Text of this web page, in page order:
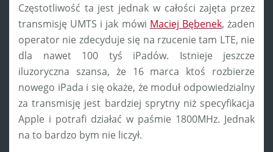
Częstotliwość ta jest jednak w całości zajęta przez
transmisję UMTS i jak mówi Maciej Bębenek, żaden
operator nie zdecyduje się na rzucenie tam LTE, nie
dla nawet 100 tyś iPadów. Istnieje jeszcze
iluzoryczna szansa, że 16 marca ktoś rozbierze
nowego iPada i się okaże, że moduł odpowiedzialny
za transmisję jest bardziej sprytny niż specyfikacja
Apple i potrafi działać w paśmie 1800MHz. Jednak
na to bardzo bym nie liczył.